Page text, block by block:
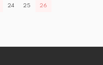
24 25 26